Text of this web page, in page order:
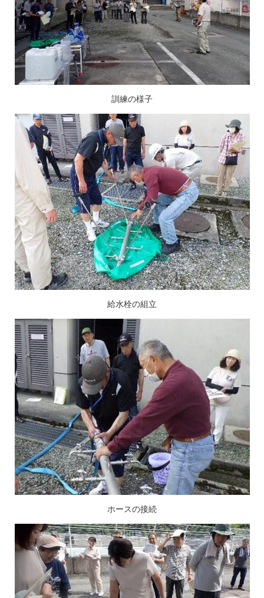
訓練の様子
給水栓の組立
ホースの接続